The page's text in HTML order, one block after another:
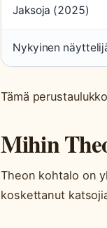
Jaksoja (2025)
Nykyinen
Tämä
Mihin
Theon kohtalo on
koskettanut